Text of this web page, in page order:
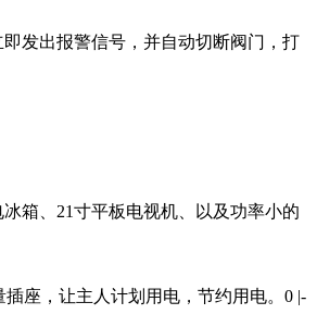
发出报警信号，并自动切断阀门，打
箱、21寸平板电视机、以及功率小的
座，让主人计划用电，节约用电。 0 |-